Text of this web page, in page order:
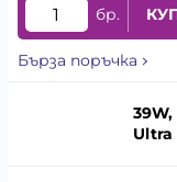
бр.
Бърза поръчка
Ultra